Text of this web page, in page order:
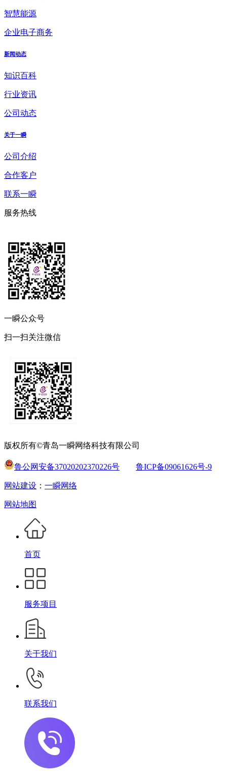
智慧能源
企业电子商务
新闻动态
知识百科
行业资讯
公司动态
关于一瞬
公司介绍
合作客户
联系一瞬
服务热线
一瞬公众号
扫一扫关注微信
版权所有©青岛一瞬网络科技有限公司
鲁公网安备37020202370226号 鲁ICP备09061626号-9
网站建设 ： 一瞬网络
网站地图
首页
服务项目
关于我们
联系我们